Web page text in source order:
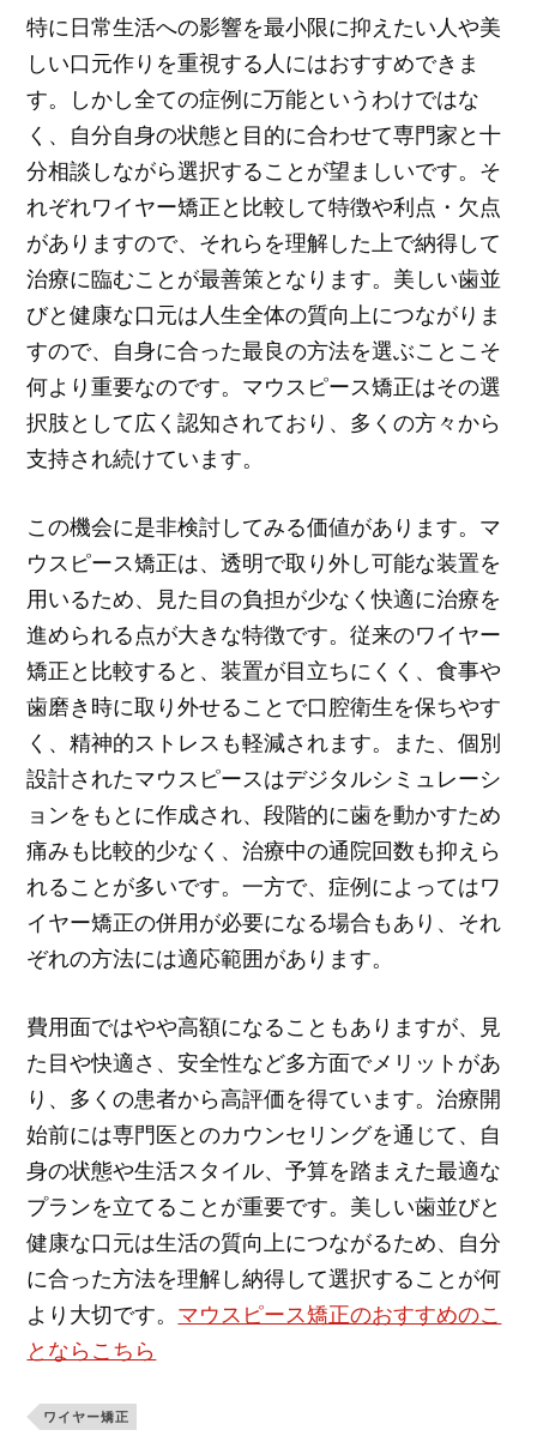
特に日常生活への影響を最小限に抑えたい人や美
しい口元作りを重視する人にはおすすめできま
す。しかし全ての症例に万能というわけではな
く、自分自身の状態と目的に合わせて専門家と十
分相談しながら選択することが望ましいです。そ
れぞれワイヤー矯正と比較して特徴や利点・欠点
がありますので、それらを理解した上で納得して
治療に臨むことが最善策となります。美しい歯並
びと健康な口元は人生全体の質向上につながりま
すので、自身に合った最良の方法を選ぶことこそ
何より重要なのです。マウスピース矯正はその選
択肢として広く認知されており、多くの方々から
支持され続けています。
この機会に是非検討してみる価値があります。マ
ウスピース矯正は、透明で取り外し可能な装置を
用いるため、見た目の負担が少なく快適に治療を
進められる点が大きな特徴です。従来のワイヤー
矯正と比較すると、装置が目立ちにくく、食事や
歯磨き時に取り外せることで口腔衛生を保ちやす
く、精神的ストレスも軽減されます。また、個別
設計されたマウスピースはデジタルシミュレーシ
ョンをもとに作成され、段階的に歯を動かすため
痛みも比較的少なく、治療中の通院回数も抑えら
れることが多いです。一方で、症例によってはワ
イヤー矯正の併用が必要になる場合もあり、それ
ぞれの方法には適応範囲があります。
費用面ではやや高額になることもありますが、見
た目や快適さ、安全性など多方面でメリットがあ
り、多くの患者から高評価を得ています。治療開
始前には専門医とのカウンセリングを通じて、自
身の状態や生活スタイル、予算を踏まえた最適な
プランを立てることが重要です。美しい歯並びと
健康な口元は生活の質向上につながるため、自分
に合った方法を理解し納得して選択することが何
より大切です。 マウスピース矯正のおすすめのこ
とならこちら
ワイヤー矯正